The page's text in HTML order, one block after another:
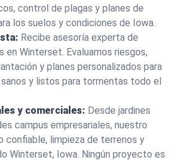
control de plagas y planes de
los suelos y condiciones de Iowa.
Recibe asesoría experta de
Winterset. Evaluamos riesgos,
y planes personalizados para
y listos para tormentas todo el
y comerciales: Desde jardines
campus empresariales, nuestro
confiable, limpieza de terrenos y
Winterset, Iowa. Ningún proyecto es